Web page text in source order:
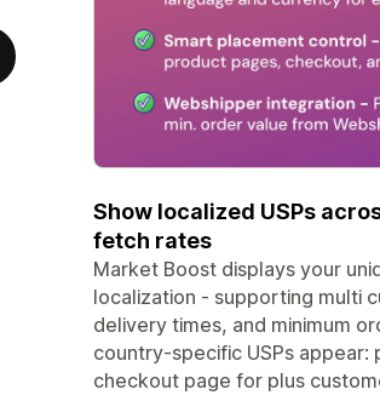
Show localized USPs
fetch rates
Market Boost displays your
localization - supporting multi
delivery times, and minimum
country-specific USPs appear:
checkout page for plus